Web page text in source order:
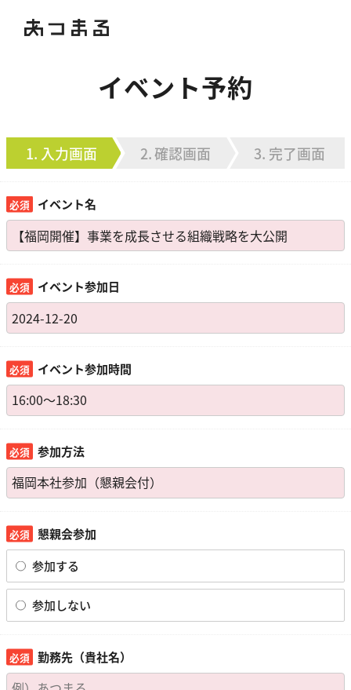
イベント予約
入力画面 確認画面 完了画面
イベント名
イベント参加日
イベント参加時間
参加方法
懇親会参加
参加する
参加しない
勤務先（貴社名）